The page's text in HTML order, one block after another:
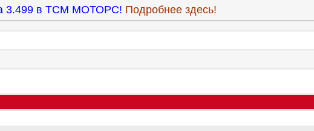
3.499 в ТСМ МОТОРС! Подробнее здесь!